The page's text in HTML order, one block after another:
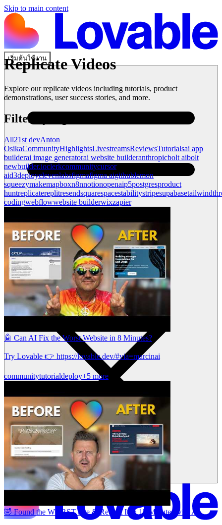
Skip to main content
เริ่มต้นใช้งาน
ReplicateVideos
Explore ourreplicate videos including tutorials, product
demonstrations, user success stories, and more.
Filter by tag
All21st devAnton
OsikaCommunityHighlightsLivestreamsReviewsTutorialsai app
builderai image generatorai website builderanthropicbolt aibolt
newbuilder.ioclerkcommunitycursor
aid3deployelevenlabsfigmafigma aigithublemon
squeezymakemapboxn8nnotionopenaip5postgresproduct
huntreplicatereplitresendsquarespacestabilitystripesupabasetailwind
codingwebflowwebsite builderwixzapier
🤖 Can AI Fix the Worst Website in 8 Minutes?
Try Lovable 👉 https://lovable.dev/#via=marcinai
communitytutorialdeploy+5 more
🤣 Found the WORST Site & Rebuilt It in 15 Minutes with AI